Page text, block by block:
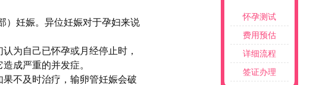
）妊娠。异位妊娠对于孕妇来说
为自己已怀孕或月经停止时，
成严重的并发症。
不及时治疗，输卵管妊娠会破
怀孕测试
费用预估
详细流程
签证办理